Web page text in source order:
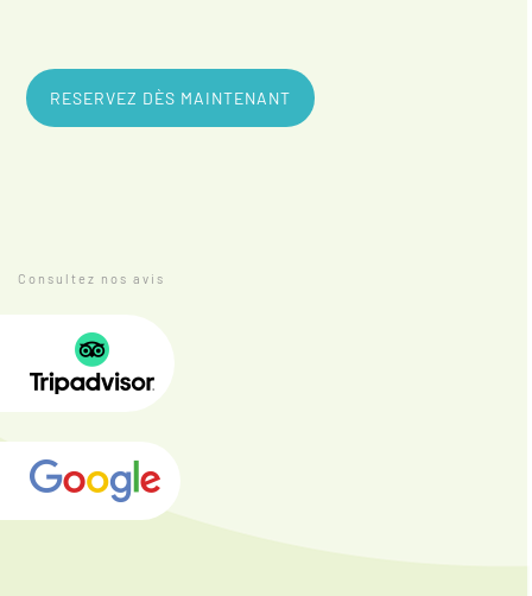
RESERVEZ DÈS MAINTENANT
Consultez nos avis